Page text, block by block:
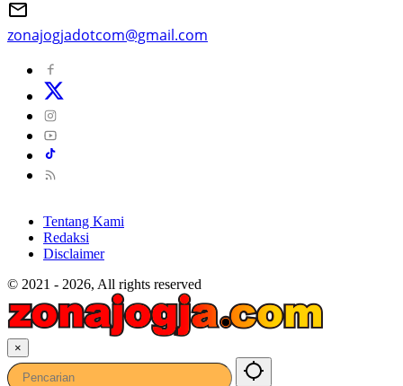
zonajogjadotcom@gmail.com
Tentang Kami
Redaksi
Disclaimer
© 2021 - 2026, All rights reserved
×